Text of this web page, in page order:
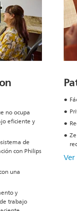
no ocupa
eficiente y
de
con Philips
una
y
trabajo